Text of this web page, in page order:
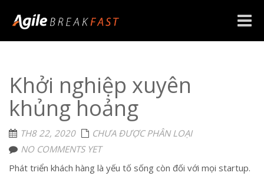
Toggle
Khởi nghiệp xuyên
khủng hoảng
TH8 22, 2020
CHƯA ĐƯỢC PHÂN LOẠI
NO COMMENTS YET
Phát triển khách hàng là yếu tố sống còn đối với mọi startup.